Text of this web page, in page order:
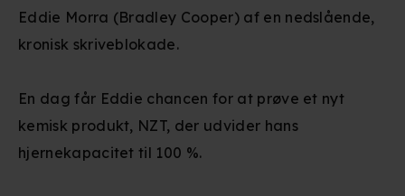
Eddie Morra (Bradley Cooper) af en nedslående,
kronisk skriveblokade.
En dag får Eddie chancen for at prøve et nyt
kemisk produkt, NZT, der udvider hans
hjernekapacitet til 100 %.